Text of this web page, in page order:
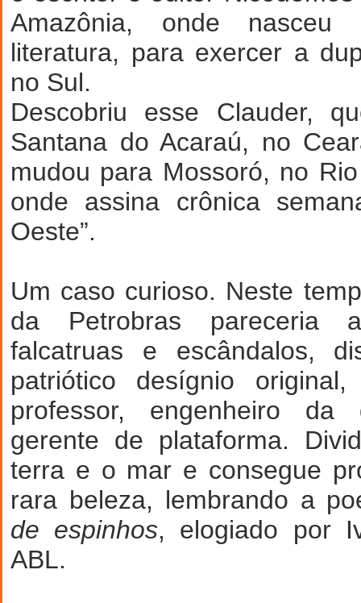
Amazônia, onde
literatura, para exercer a
no Sul.
Descobriu esse Clauder,
Santana do Acaraú, no
mudou para Mossoró, no
onde assina crônica
Oeste”.
Um caso curioso. Neste
da Petrobras pareceria
falcatruas e escândalos,
patriótico desígnio
professor, engenheiro da
gerente de plataforma.
terra e o mar e consegue
rara beleza, lembrando a
de espinhos, elogiado por
ABL.